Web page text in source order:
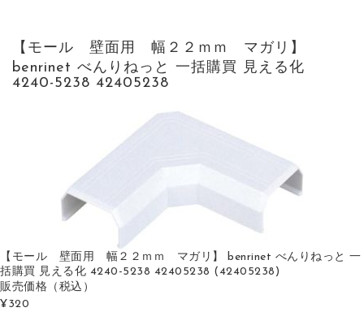
【モール 壁面用 幅２２ｍｍ マガリ】
benrinet べんりねっと 一括購買 見える化
4240-5238 42405238
【モール 壁面用 幅２２ｍｍ マガリ】 benrinet べんりねっと 一
括購買 見える化 4240-5238 42405238 (42405238)
販売価格 （税込）
¥320